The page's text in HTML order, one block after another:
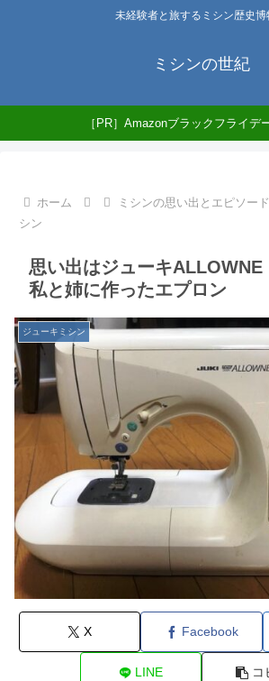
未経験者と旅するミシン歴史博
ミシンの世紀
［PR］Amazonブラックフライデ
ホーム ミシンの思い出とエピソード
シン
思い出はジューキALLOWNE
私と姉に作ったエプロン
ジューキミシン
X Facebook
LINE コ